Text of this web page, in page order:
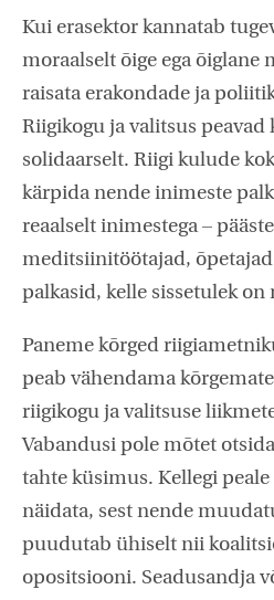
Kui erasektor kannatab
moraalselt õige ega õiglane
raisata erakondade ja
Riigikogu ja valitsus peavad
solidaarselt. Riigi kulude
kärpida nende inimeste
reaalselt inimestega –
meditsiinitöötajad,
palkasid, kelle sissetulek on
Paneme kõrged
peab vähendama
riigikogu ja valitsuse
Vabandusi pole mõtet
tahte küsimus. Kellegi
näidata, sest nende
puudutab ühiselt nii
opositsiooni. Seadusandja